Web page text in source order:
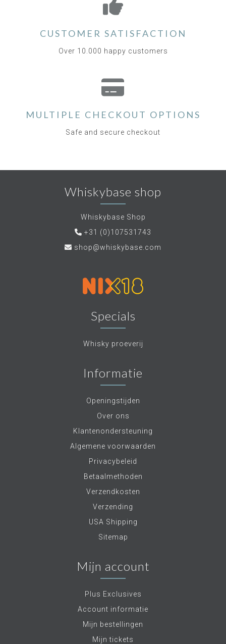
CUSTOMER SATISFACTION
Over 10.000 happy customers
MULTIPLE CHECKOUT OPTIONS
Safe and secure checkout
Whiskybase shop
Whiskybase Shop
+31 (0)107531743
shop@whiskybase.com
Specials
Whisky proeverij
Informatie
Openingstijden
Over ons
Klantenondersteuning
Algemene voorwaarden
Privacybeleid
Betaalmethoden
Verzendkosten
Verzending
USA Shipping
Sitemap
Mijn account
Plus Exclusives
Account informatie
Mijn bestellingen
Mijn tickets